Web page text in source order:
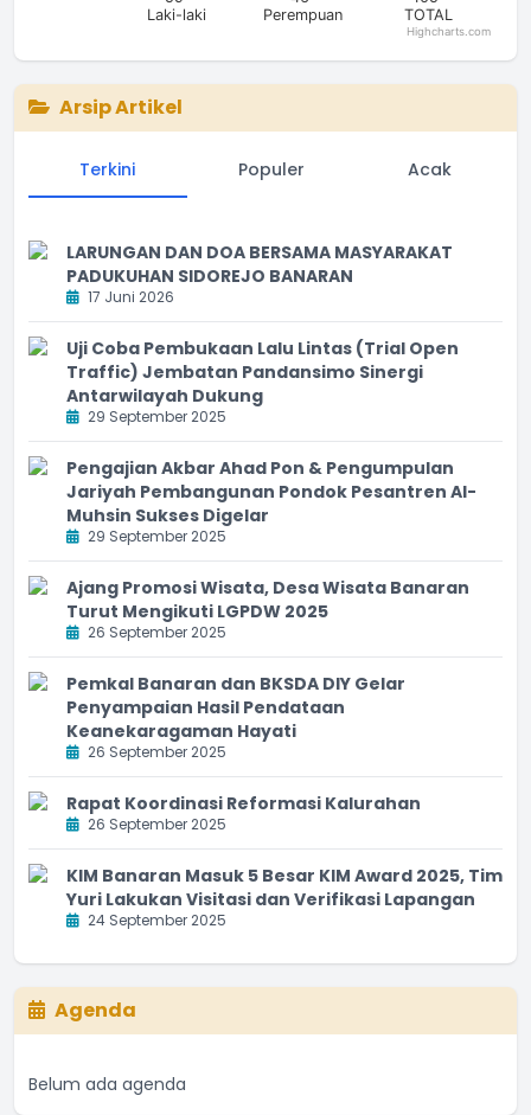
Laki-laki
Perempuan
TOTAL
Highcharts.com
Arsip Artikel
Terkini Populer Acak
LARUNGAN DAN DOA BERSAMA MASYARAKAT
PADUKUHAN SIDOREJO BANARAN
17 Juni 2026
Uji Coba Pembukaan Lalu Lintas (Trial Open
Traffic) Jembatan Pandansimo Sinergi
Antarwilayah Dukung
29 September 2025
Pengajian Akbar Ahad Pon & Pengumpulan
Jariyah Pembangunan Pondok Pesantren Al-
Muhsin Sukses Digelar
29 September 2025
Ajang Promosi Wisata, Desa Wisata Banaran
Turut Mengikuti LGPDW 2025
26 September 2025
Pemkal Banaran dan BKSDA DIY Gelar
Penyampaian Hasil Pendataan
Keanekaragaman Hayati
26 September 2025
Rapat Koordinasi Reformasi Kalurahan
26 September 2025
KIM Banaran Masuk 5 Besar KIM Award 2025, Tim
Yuri Lakukan Visitasi dan Verifikasi Lapangan
24 September 2025
Agenda
Belum ada agenda